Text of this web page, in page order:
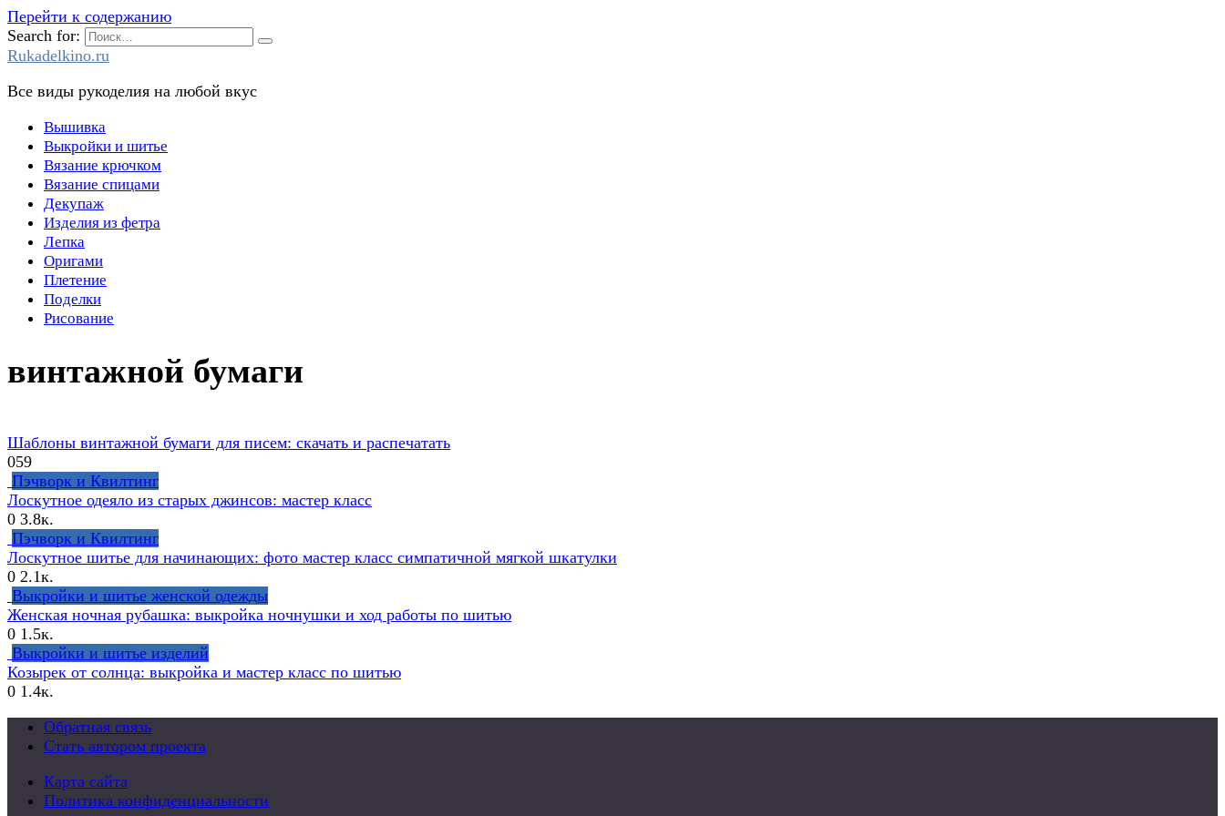
Перейти к содержанию
Search for:
Rukadelkino.ru
Все виды рукоделия на любой вкус
Вышивка
Выкройки и шитье
Вязание крючком
Вязание спицами
Декупаж
Изделия из фетра
Лепка
Оригами
Плетение
Поделки
Рисование
винтажной бумаги
Шаблоны винтажной бумаги для писем: скачать и распечатать
059
Пэчворк и Квилтинг
Лоскутное одеяло из старых джинсов: мастер класс
0 3.8к.
Пэчворк и Квилтинг
Лоскутное шитье для начинающих: фото мастер класс симпатичной мягкой шкатулки
0 2.1к.
Выкройки и шитье женской одежды
Женская ночная рубашка: выкройка ночнушки и ход работы по шитью
0 1.5к.
Выкройки и шитье изделий
Козырек от солнца: выкройка и мастер класс по шитью
0 1.4к.
Обратная связь
Стать автором проекта
Карта сайта
Политика конфиденциальности